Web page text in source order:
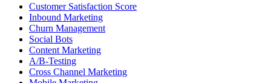
Customer Satisfaction Score
Inbound Marketing
Churn Management
Social Bots
Content Marketing
A/B-Testing
Cross Channel Marketing